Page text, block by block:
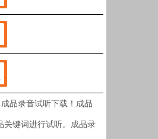
品录音试听下载！成品
关键词进行试听。成品录